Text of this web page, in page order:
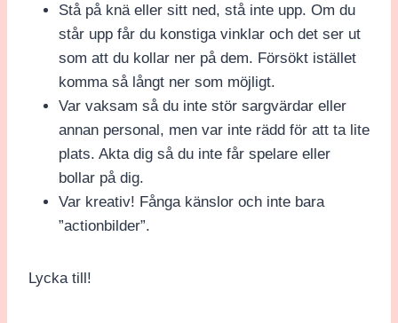
Stå på knä eller sitt ned, stå inte upp. Om du
står upp får du konstiga vinklar och det ser ut
som att du kollar ner på dem. Försökt istället
komma så långt ner som möjligt.
Var vaksam så du inte stör sargvärdar eller
annan personal, men var inte rädd för att ta lite
plats. Akta dig så du inte får spelare eller
bollar på dig.
Var kreativ! Fånga känslor och inte bara
”actionbilder”.
Lycka till!